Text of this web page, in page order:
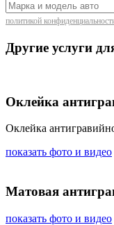
политикой
Другие услуги
Оклейка
Оклейка
показать фото и видео
Матовая
показать фото и видео